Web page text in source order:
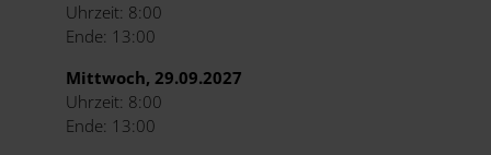
Uhrzeit: 8:00
Ende: 13:00
Mittwoch, 29.09.2027
Uhrzeit: 8:00
Ende: 13:00